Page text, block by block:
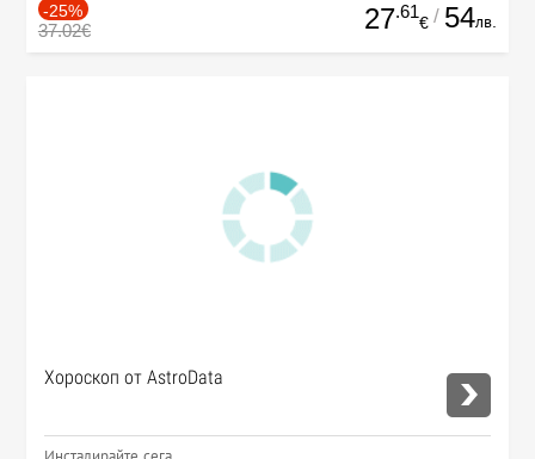
-25%
37.02€ 27.61
€ / 54лв.
Хороскоп от AstroData